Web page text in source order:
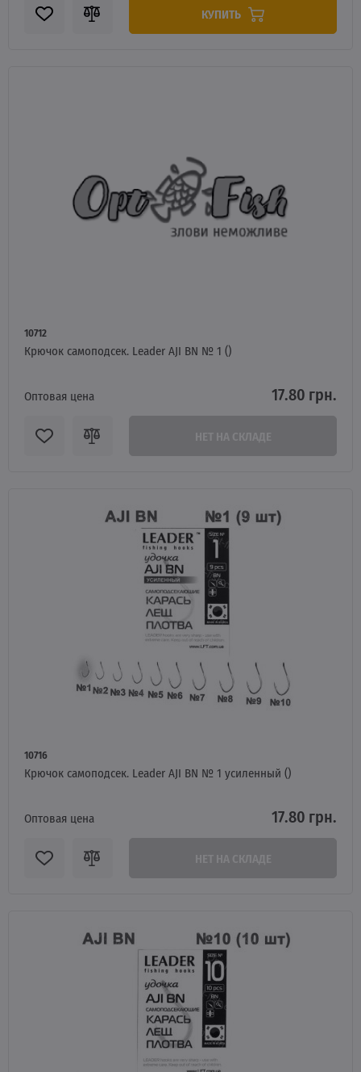
КУПИТЬ
10712
Крючок самоподсек. Leader AJI BN № 1 ()
Оптовая цена 17.80 грн.
10716
Крючок самоподсек. Leader AJI BN № 1 усиленный ()
Оптовая цена 17.80 грн.